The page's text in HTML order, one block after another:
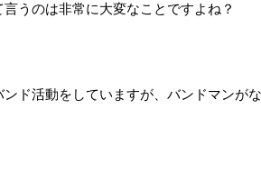
うのは非常に大変なことですよね？
ド活動をしていますが、 バンドマンが